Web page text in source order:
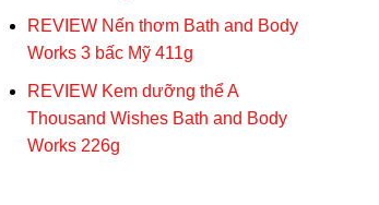
REVIEW Nến thơm Bath and Body
Works 3 bấc Mỹ 411g
REVIEW Kem dưỡng thể A
Thousand Wishes Bath and Body
Works 226g